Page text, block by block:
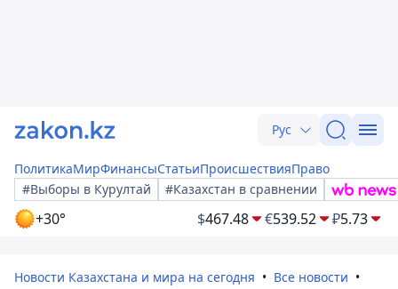
Рус
ПолитикаМирФинансыСтатьиПроисшествияПраво
#Выборы в Курултай
#Казахстан в сравнении
+30° $467.48 €539.52 ₽5.73
Новости Казахстана и мира на сегодня
Все новости